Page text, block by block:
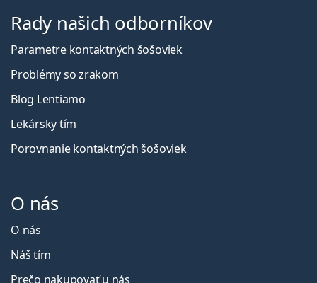
Rady našich odborníkov
Parametre kontaktných šošoviek
Problémy so zrakom
Blog Lentiamo
Lekársky tím
Porovnanie kontaktných šošoviek
O nás
O nás
Náš tím
Prečo nakupovať u nás